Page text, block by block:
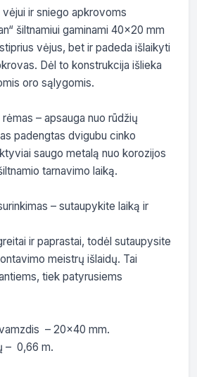
ir sniego apkrovoms
šiltnamiui gaminami 40×20 mm
vėjus, bet ir padeda išlaikyti
Dėl to konstrukcija išlieka
oro sąlygomis.
– apsauga nuo rūdžių
padengtas dvigubu cinko
saugo metalą nuo korozijos
tarnavimo laiką.
– sutaupykite laiką ir
ir paprastai, todėl sutaupysite
meistrų išlaidų. Tai
tiek patyrusiems
– 20×40 mm.
–  0,66 m.